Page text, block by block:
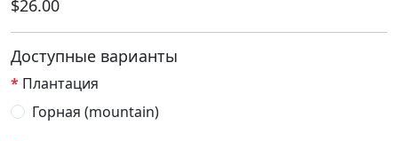
$26.00
Доступные варианты
Плантация
Горная (mountain)